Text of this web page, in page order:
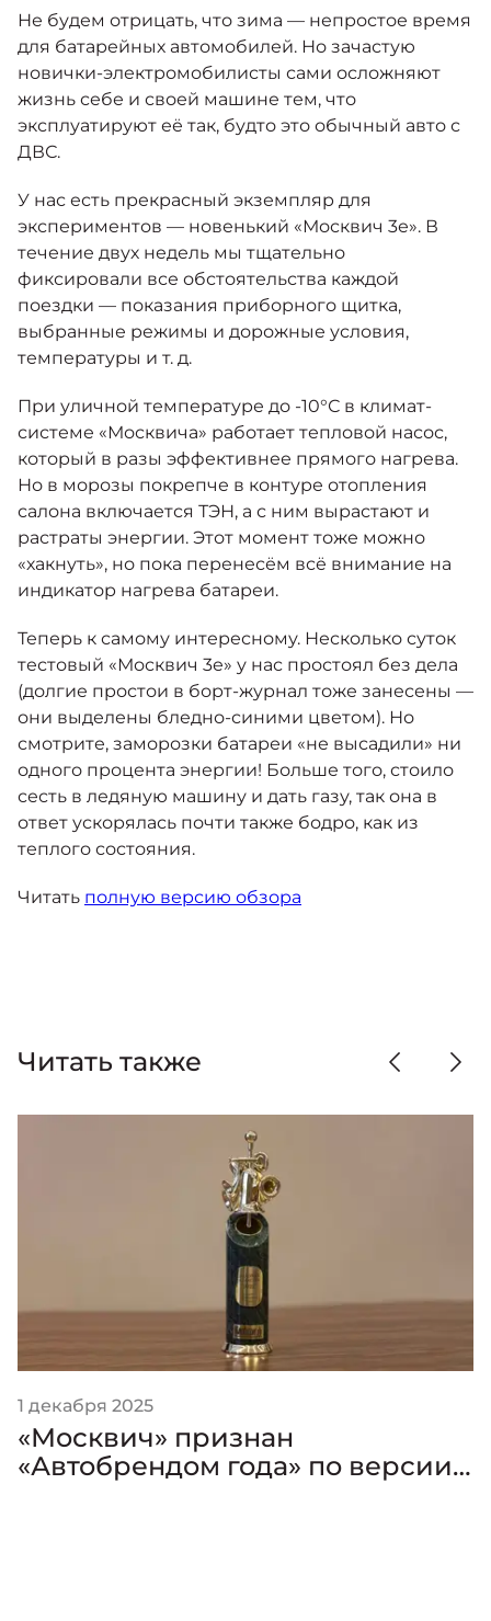
Яркий динамичный седан
от 2 237 000 ₽*
Кроссовер, создающий равные
возможности
от 2 069 000 ₽*
Практичный семиместный
Кредитные программы
Спецпредложения
Калькулятор трейд-ин
Страховые программы
Моторное масло
СЕРВИСНЫЕ АКЦИИ
АКСЕССУАРЫ
КОНТАКТЫ
Не будем отрицать, что зима — непростое время
для батарейных автомобилей. Но зачастую
новички-электромобилисты сами осложняют
жизнь себе и своей машине тем, что
эксплуатируют её так, будто это обычный авто с
ДВС.
У нас есть прекрасный экземпляр для
экспериментов — новенький «Москвич 3е». В
течение двух недель мы тщательно
фиксировали все обстоятельства каждой
поездки — показания приборного щитка,
выбранные режимы и дорожные условия,
температуры и т. д.
При уличной температуре до -10°С в климат-
системе «Москвича» работает тепловой насос,
который в разы эффективнее прямого нагрева.
Но в морозы покрепче в контуре отопления
салона включается ТЭН, а с ним вырастают и
растраты энергии. Этот момент тоже можно
«хакнуть», но пока перенесём всё внимание на
индикатор нагрева батареи.
Теперь к самому интересному. Несколько суток
тестовый «Москвич 3е» у нас простоял без дела
(долгие простои в борт-журнал тоже занесены —
они выделены бледно-синими цветом). Но
смотрите, заморозки батареи «не высадили» ни
одного процента энергии! Больше того, стоило
сесть в ледяную машину и дать газу, так она в
ответ ускорялась почти также бодро, как из
теплого состояния.
Читать полную версию обзора
Читать также
1 декабря 2025
«Москвич» признан
«Автобрендом года» по версии